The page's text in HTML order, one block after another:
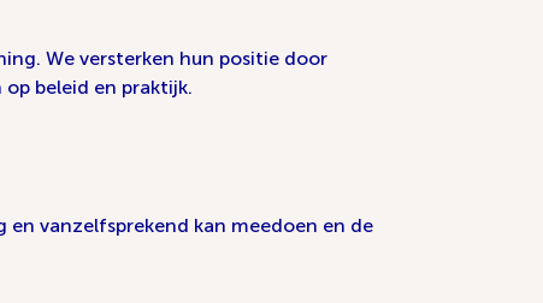
We versterken hun positie door
beleid en praktijk.
vanzelfsprekend kan meedoen en de